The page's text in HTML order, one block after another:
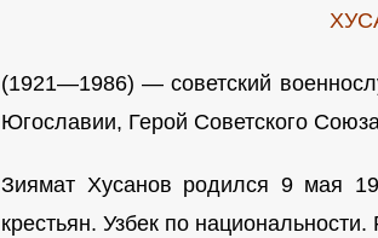
(1921—1986) — советский
Югославии, Герой Советского
Зиямат Хусанов родился 9 мая
крестьян. Узбек по